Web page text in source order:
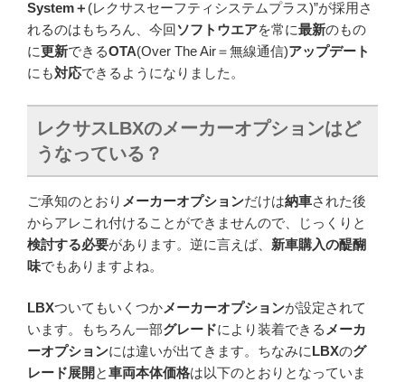
System＋ (レクサスセーフティシステムプラス)”が採用さ
れるのはもちろん、今回 ソフトウエアを常に最新のもの
に更新できるOTA(Over The Air＝無線通信)アップデート
にも対応できるようになりました。
レクサスLBXのメーカーオプションはど
うなっている？
ご承知のとおり メーカーオプションだけは納車された後
からアレこれ付けることができませんので、じっくりと
検討する必要があります。逆に言えば、 新車購入の醍醐
味でもありますよね。
LBXついてもいくつかメーカーオプションが設定されて
います。もちろん一部グレードにより装着できるメーカ
ーオプションには違いが出てきます。ちなみにLBXのグ
レード展開 と車両本体価格は以下のとおりとなっていま